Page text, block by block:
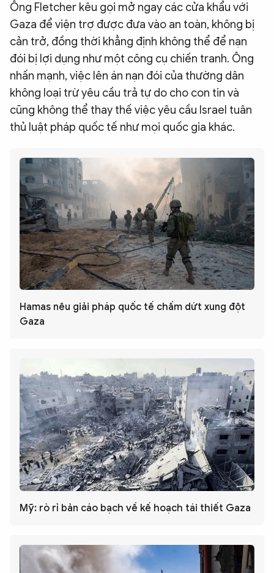
Ông Fletcher kêu gọi mở ngay các cửa khẩu với
Gaza để viện trợ được đưa vào an toàn, không bị
cản trở, đồng thời khẳng định không thể để nạn
đói bị lợi dụng như một công cụ chiến tranh. Ông
nhấn mạnh, việc lên án nạn đói của thường dân
không loại trừ yêu cầu trả tự do cho con tin và
cũng không thể thay thế việc yêu cầu Israel tuân
thủ luật pháp quốc tế như mọi quốc gia khác.
Hamas nêu giải pháp quốc tế chấm dứt xung đột
Gaza
Mỹ: rò rỉ bản cáo bạch về kế hoạch tái thiết Gaza